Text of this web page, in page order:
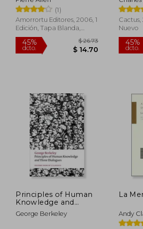
45%
dcto.
(1)
Amorrortu Editores, 2006, 1
Edición, Tapa Blanda,
Nuevo
Cactus,
Nuevo
Principles of Human
Knowledge and
Three Dialogues (en
Inglés)
George Berkeley
La
Andy